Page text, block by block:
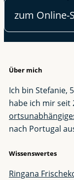
zum Online-
Über mich
Ich bin Stefanie,
habe ich mir seit
nach Portugal
Wissenswertes
Ringana